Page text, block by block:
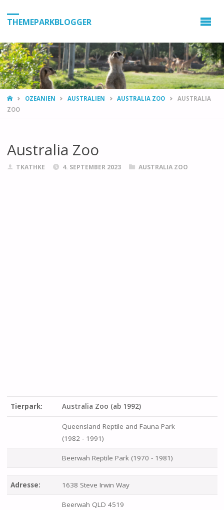
THEMEPARKBLOGGER
HOMEOZEANIEN AUSTRALIEN AUSTRALIA ZOO
AUSTRALIA
ZOO
Australia Zoo
TKATHKE 4. SEPTEMBER 2023 AUSTRALIA ZOO
Tierpark: Australia Zoo (ab 1992)
Queensland Reptile and Fauna Park
(1982 - 1991)
Beerwah Reptile Park (1970 - 1981)
Adresse: 1638 Steve Irwin Way
Beerwah QLD 4519